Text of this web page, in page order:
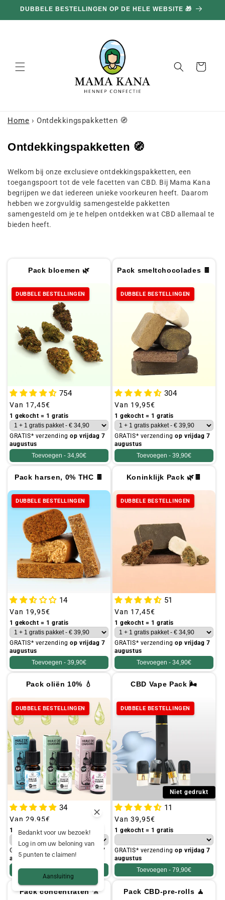
doorgaan
naar
DUBBELE BESTELLINGEN OP DE HELE WEBSITE 🎁
Mand
Home › Ontdekkingspakketten 🧭
C
l
l
e
c
t
Ontdekkingspakketten 🧭
Welkom bij onze exclusieve ontdekkingspakketten, een
toegangspoort tot de vele facetten van CBD. Bij Mama Kana
begrijpen we dat iedereen unieke voorkeuren heeft. Daarom
hebben we zorgvuldig samengestelde pakketten
samengesteld om je te helpen ontdekken wat CBD allemaal te
bieden heeft.
Pack bloemen 🌿
DUBBELE BESTELLINGEN
754
Gebruikelijke
prijs
Van 17,45€
1 gekocht = 1 gratis
GRATIS* verzendingop vrijdag 7
augustus
Toevoegen - 34,90€
Pack smeltchocolades 🍫
DUBBELE BESTELLINGEN
304
Gebruikelijke
prijs
Van 19,95€
1 gekocht = 1 gratis
GRATIS* verzendingop vrijdag 7
augustus
Toevoegen - 39,90€
Pack harsen, 0% THC 🍫
DUBBELE BESTELLINGEN
14
Gebruikelijke
prijs
Van 19,95€
1 gekocht = 1 gratis
GRATIS* verzendingop vrijdag 7
augustus
Toevoegen - 39,90€
Koninklijk Pack 🌿🍫
DUBBELE BESTELLINGEN
51
Gebruikelijke
prijs
Van 17,45€
1 gekocht = 1 gratis
GRATIS* verzendingop vrijdag 7
augustus
Toevoegen - 34,90€
Pack oliën 10% 💧
DUBBELE BESTELLINGEN
34
Gebruikelijke
prijs
Van 29,95€
1 gekocht = 1 gratis
GRATIS* verzending
op vrijdag 7
augustus
Toevoegen -59,90€
CBD Vape Pack 🌬️
DUBBELE BESTELLINGEN
Niet gedrukt
11
Gebruikelijke
prijs
Van 39,95€
1 gekocht = 1 gratis
GRATIS* verzendingop vrijdag 7
augustus
Toevoegen - 79,90€
Pack concentraten ⚗️ Pack CBD-pre-rolls 🧘
Bedankt voor uw bezoek!
Log in om uw beloning van
5 punten te claimen!
Aansluiting